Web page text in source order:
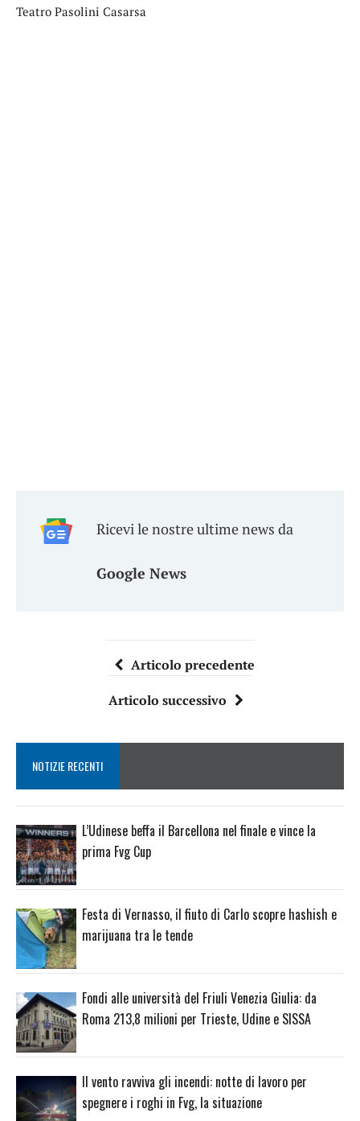
Teatro Pasolini Casarsa
Ricevi le nostre ultime news da
Google News
Articolo precedente
Articolo successivo
NOTIZIE RECENTI
L’Udinese beffa il Barcellona nel finale e vince la
prima Fvg Cup
Festa di Vernasso, il fiuto di Carlo scopre hashish e
marijuana tra le tende
Fondi alle università del Friuli Venezia Giulia: da
Roma 213,8 milioni per Trieste, Udine e SISSA
Il vento ravviva gli incendi: notte di lavoro per
spegnere i roghi in Fvg, la situazione